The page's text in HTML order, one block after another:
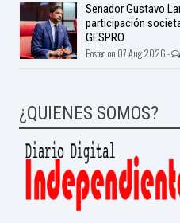
Senador Gustavo
participación
GESPRO
Posted on 07 Aug 2026 -
¿QUIENES SOMOS?